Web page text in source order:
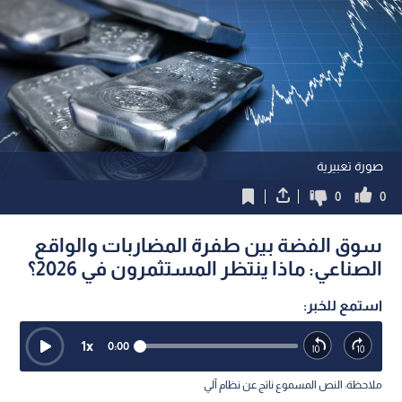
صورة تعبيرية
0
0
سوق الفضة بين طفرة المضاربات والواقع
الصناعي: ماذا ينتظر المستثمرون في 2026؟
استمع للخبر:
0:00
1x
ملاحظة: النص المسموع ناتج عن نظام آلي